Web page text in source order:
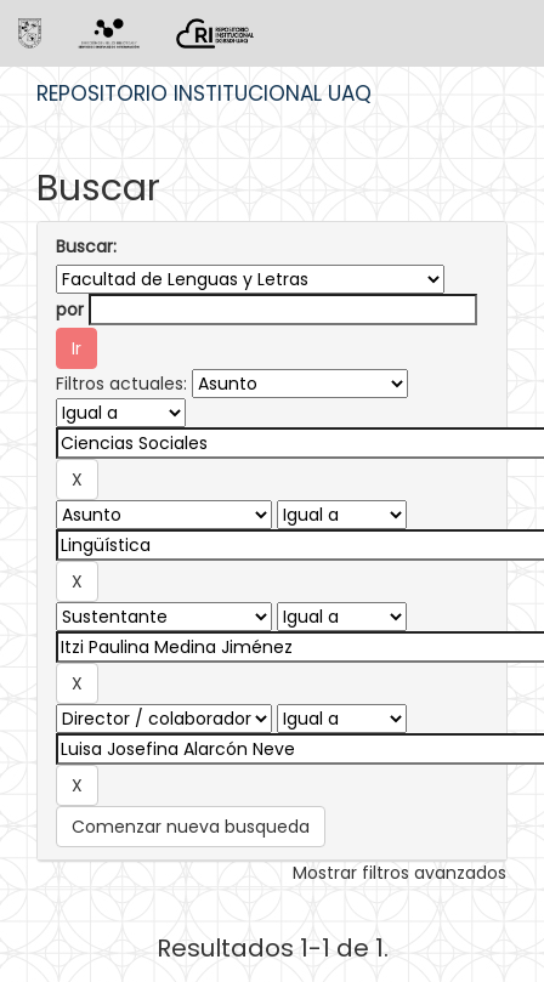
REPOSITORIO INSTITUCIONAL UAQ
Buscar
Buscar:
por
Filtros actuales:
Comenzar nueva busqueda
Mostrar filtros avanzados
Resultados 1-1 de 1.